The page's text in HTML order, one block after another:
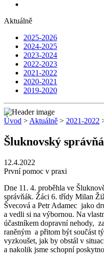
Aktuálně
2025-2026
2024-2025
2023-2024
2022-2023
2021-2022
2020-2021
2019-2020
Úvod > Aktuálně > 2021-2022
Šluknovský
12.4.2022
První pomoc v praxi
Dne 11. 4. proběhla ve
správňák. Žáci 6. třídy Milan
Švecová a Petr Adamec jako
a vedli si na výbornou. Na
účastníkem dopravní nehody,
raněným a přitom být součást
vyzkoušet, jak by obstál v
a nakolik jsme schopní